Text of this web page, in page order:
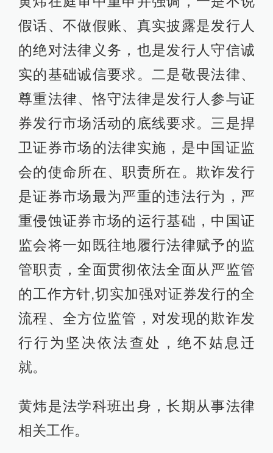
假话、不做假账、真实披露是发行人
的绝对法律义务，也是发行人守信诚
实的基础诚信要求。二是敬畏法律、
尊重法律、恪守法律是发行人参与证
券发行市场活动的底线要求。三是捍
卫证券市场的法律实施，是中国证监
会的使命所在、职责所在。欺诈发行
是证券市场最为严重的违法行为，严
重侵蚀证券市场的运行基础，中国证
监会将一如既往地履行法律赋予的监
管职责，全面贯彻依法全面从严监管
的工作方针,切实加强对证券发行的全
流程、全方位监管，对发现的欺诈发
行行为坚决依法查处，绝不姑息迁
就。
黄炜是法学科班出身，长期从事法律
相关工作。